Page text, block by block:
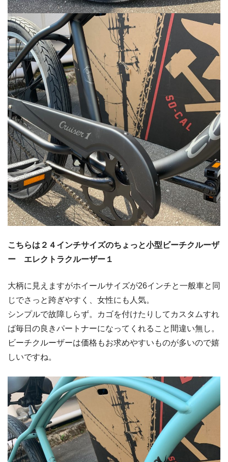
こちらは２４インチサイズのちょっと小型ビーチクルーザ
ー エレクトラクルーザー１
大柄に見えますがホイールサイズが26インチと一般車と同
じでさっと跨ぎやすく、女性にも人気。
シンプルで故障しらず。カゴを付けたりしてカスタムすれ
ば毎日の良きパートナーになってくれること間違い無し。
ビーチクルーザーは価格もお求めやすいものが多いので嬉
しいですね。